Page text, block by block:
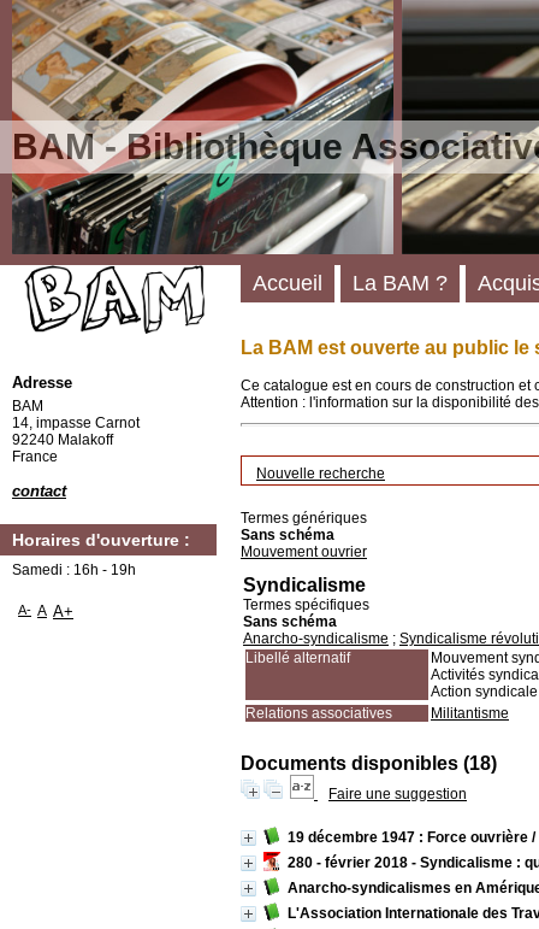
BAM - Bibliothèque
La BAM est ouverte au public le
Ce catalogue est en cours de construction
Attention : l'information sur la disponibilité
Nouvelle recherche
Termes génériques
Sans schéma
Mouvement ouvrier
Syndicalisme
Termes spécifiques
Sans schéma
Anarcho-syndicalisme ; Syndicalisme
Libellé alternatif
Mouvement
Activités
Action syndicale
Relations associatives
Militantisme
Documents disponibles (18)
Faire une suggestion
19 décembre 1947 : Force ouvrière /
280 - février 2018 - Syndicalisme :
Anarcho-syndicalismes en
L'Association Internationale des
Accueil La BAM ?
Adresse
BAM
14, impasse Carnot
92240 Malakoff
France
contact
Horaires d'ouverture :
Samedi : 16h - 19h
A- A A+